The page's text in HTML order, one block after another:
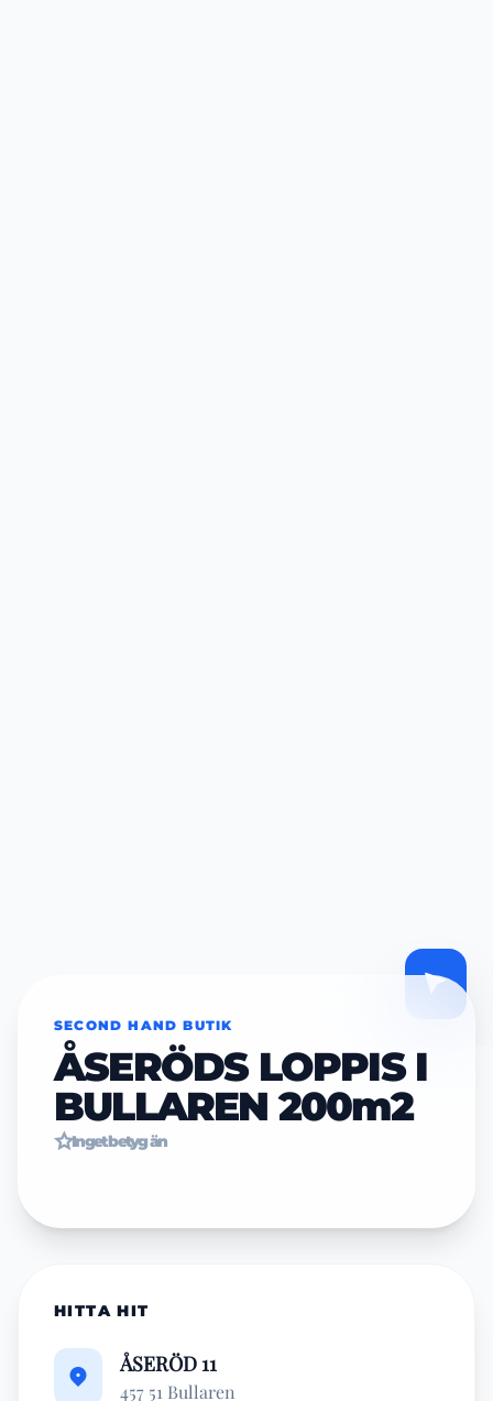
SECOND HAND BUTIK
ÅSERÖDS LOPPIS I
BULLAREN 200m2
Inget betyg än
HITTA HIT
ÅSERÖD 11
457 51 Bullaren